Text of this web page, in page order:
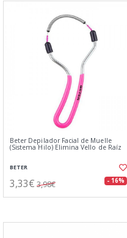
Beter Depilador Facial de Muelle
(Sistema Hilo) Elimina Vello de Raíz
BETER
3,33€ 3,98€ - 16%